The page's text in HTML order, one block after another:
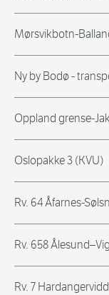
Mørsvikbotn-
Ny by Bodø -
Oppland grense-
Oslopakke 3 (KVU)
Rv. 64 Åfarnes-
Rv. 658
Rv. 7